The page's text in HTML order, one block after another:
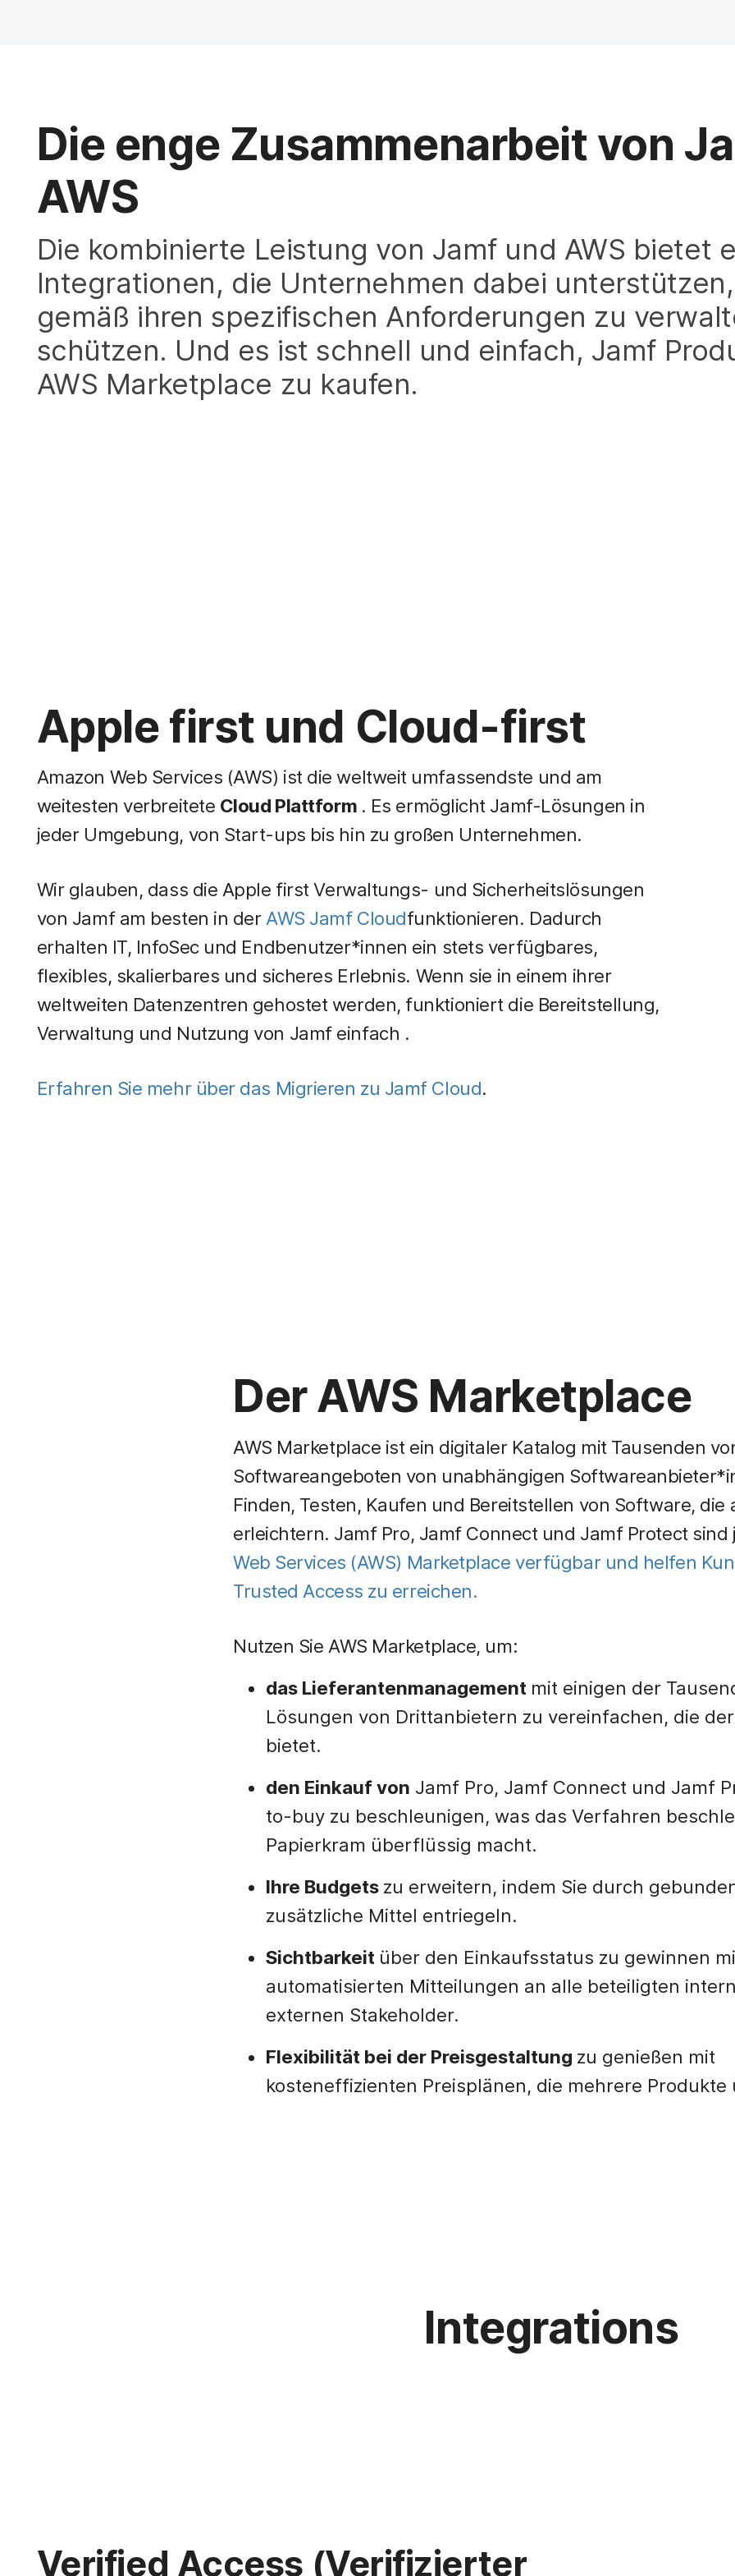
l
e
n
Die enge Zusammenarbeit von
AWS
Die kombinierte Leistung von Jamf und AWS bietet
Integrationen, die Unternehmen dabei
gemäß ihren spezifischen Anforderungen zu
schützen. Und es ist schnell und einfach, Jamf
AWS Marketplace zu kaufen.
Apple first und Cloud-first
Amazon Web Services (AWS) ist die weltweit umfassendste und am
weitesten verbreitete Cloud Plattform . Es ermöglicht Jamf-Lösungen in
jeder Umgebung, von Start-ups bis hin zu großen Unternehmen.
Wir glauben, dass die Apple first Verwaltungs- und Sicherheitslösungen
von Jamf am besten in der AWS Jamf Cloudfunktionieren. Dadurch
erhalten IT, InfoSec und Endbenutzer*innen ein stets verfügbares,
flexibles, skalierbares und sicheres Erlebnis. Wenn sie in einem ihrer
weltweiten Datenzentren gehostet werden, funktioniert die Bereitstellung,
Verwaltung und Nutzung von Jamf einfach .
Erfahren Sie mehr über das Migrieren zu Jamf Cloud.
Der AWS Marketplace
AWS Marketplace ist ein digitaler Katalog mit Tausenden
Softwareangeboten von unabhängigen
Finden, Testen, Kaufen und Bereitstellen von Software, die
erleichtern. Jamf Pro, Jamf Connect und Jamf Protect
Web Services (AWS) Marketplace verfügbar und helfen
Trusted Access zu erreichen.
Nutzen Sie AWS Marketplace, um:
das Lieferantenmanagement mit einigen der
Lösungen von Drittanbietern zu vereinfachen, die
bietet.
den Einkaufvon Jamf Pro, Jamf Connect und Jamf
to-buy zu beschleunigen, was das Verfahren
Papierkram überflüssig macht.
Ihre Budgets zu erweitern, indem Sie durch
zusätzliche Mittel entriegeln.
Sichtbarkeit über den Einkaufsstatus zu gewinnen
automatisierten Mitteilungen an alle beteiligten
externen Stakeholder.
Flexibilität bei der Preisgestaltung zu genießen mit
kosteneffizienten Preisplänen, die mehrere Produkte
Integrations
Verified Access (Verifizierter